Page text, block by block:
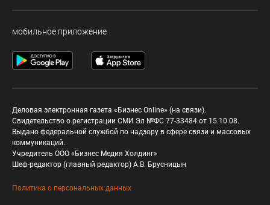
мобильное приложение
Деловая электронная газета «Бизнес Online» (на связи).
Свидетельство о регистрации СМИ Эл №ФС 77-33484 от 15.10.08.
Выдано федеральной службой по надзору в сфере связи и массовых
коммуникаций.
Учредитель ООО «Бизнес Медия Холдинг»
Шеф-редактор (главный редактор) А.В. Брусницын
Политика о персональных данных